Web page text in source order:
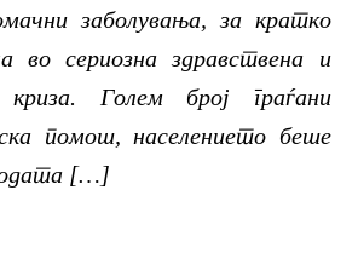
заболувања, за кратко
во сериозна здравствена и
Голем број граѓани
помош, населението беше
[…]